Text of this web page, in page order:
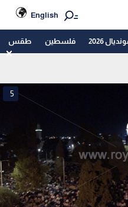
English
2026 فلسطين طقس
5